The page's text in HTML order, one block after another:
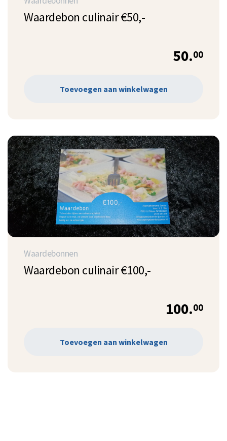
Waardebon culinair €50,-
50.00
Toevoegen aan winkelwagen
Waardebonnen
Waardebon culinair €100,-
100.00
Toevoegen aan winkelwagen